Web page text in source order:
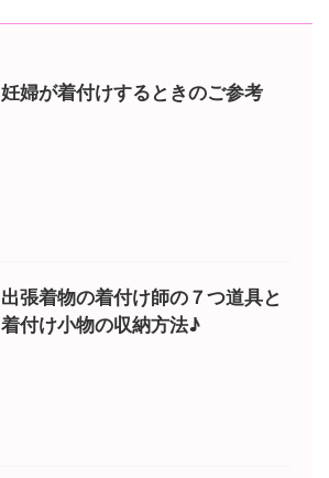
妊婦が着付けするときのご参考
出張着物の着付け師の７つ道具と
着付け小物の収納方法♪